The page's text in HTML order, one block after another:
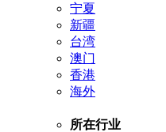
宁夏
新疆
台湾
澳门
香港
海外
所在行业